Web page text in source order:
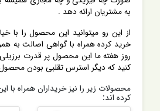
به مشتریان ارائه دهد .
از این رو میتوانید این محصول را با
روز هفته ما این محصول پر قدرت
کنید که دیگر استرس تقلبی بودن
محصولات زیر را نیز خریداران همراه با
کرده اند: